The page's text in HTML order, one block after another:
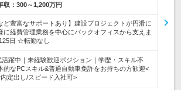
収： 300～1,200万円
ど豊富なサポートあり】建設プロジェクトが円滑に
に経費管理業務を中心にバックオフィスから支えま
日 ☆転勤なし
活躍中｜未経験歓迎ポジション｜学歴・スキル不
なPCスキル&普通自動車免許をお持ちの方歓迎<
定出し/スピード入社可>